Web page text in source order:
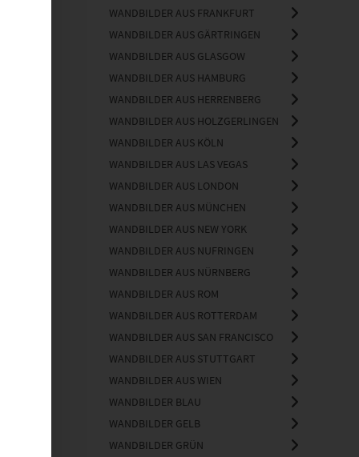
WANDBILDER AUS FRANKFURT
WANDBILDER AUS GÄRTRINGEN
WANDBILDER AUS GLASGOW
WANDBILDER AUS HAMBURG
WANDBILDER AUS HERRENBERG
WANDBILDER AUS HOLZGERLINGEN
WANDBILDER AUS KÖLN
WANDBILDER AUS LAS VEGAS
WANDBILDER AUS LONDON
WANDBILDER AUS MÜNCHEN
WANDBILDER AUS NEW YORK
WANDBILDER AUS NUFRINGEN
WANDBILDER AUS NÜRNBERG
WANDBILDER AUS ROM
WANDBILDER AUS ROTTERDAM
WANDBILDER AUS SAN FRANCISCO
WANDBILDER AUS STUTTGART
WANDBILDER AUS WIEN
WANDBILDER BLAU
WANDBILDER GELB
WANDBILDER GRÜN